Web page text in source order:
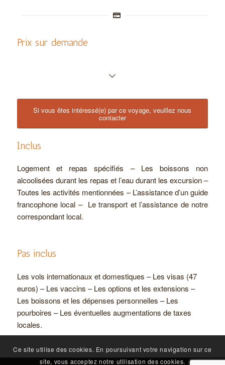
Prix sur demande
Si vous êtes intéressé(e) par ce voyage, veuillez nous
contacter
Inclus
Logement et repas spécifiés – Les boissons non
alcoolisées durant les repas et l’eau durant les excursion –
Toutes les activités mentionnées – L’assistance d’un guide
francophone local – Le transport et l’assistance de notre
correspondant local.
Pas inclus
Les vols internationaux et domestiques – Les visas (47
euros) – Les vaccins – Les options et les extensions –
Les boissons et les dépenses personnelles – Les
pourboires – Les éventuelles augmentations de taxes
locales.
Ce site utilise des cookies. En poursuivant votre navigation sur ce
site, vous acceptez notre utilisation des cookies.